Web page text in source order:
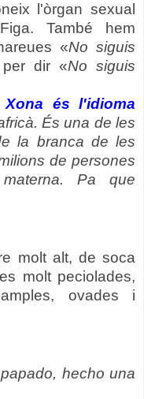
l'òrgan sexual
També hem
«No siguis
dir «No siguis
és l'idioma
És una de les
la branca de les
de persones
Pa que
molt alt, de soca
molt peciolades,
ovades i
hecho una